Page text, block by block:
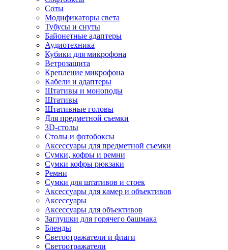
Соты
Модификаторы света
Тубусы и снуты
Байонетные адаптеры
Аудиотехника
Кубики для микрофона
Ветрозащита
Крепление микрофона
Кабели и адаптеры
Штативы и моноподы
Штативы
Штативные головы
Для предметной съемки
3D-столы
Столы и фотобоксы
Аксессуары для предметной съемки
Сумки, кофры и ремни
Сумки кофры рюкзаки
Ремни
Сумки для штативов и стоек
Аксессуары для камер и объективов
Аксессуары
Аксессуары для объективов
Заглушки для горячего башмака
Бленды
Светоотражатели и флаги
Светоотражатели